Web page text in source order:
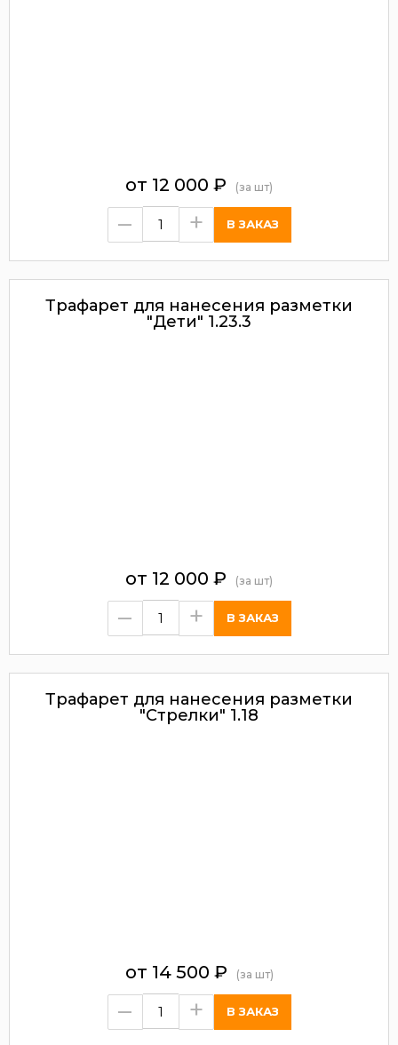
от 12 000 ₽ (за шт)
– +
Трафарет для нанесения разметки
"Дети" 1.23.3
от 12 000 ₽ (за шт)
– +
Трафарет для нанесения разметки
"Стрелки" 1.18
от 14 500 ₽ (за шт)
– +